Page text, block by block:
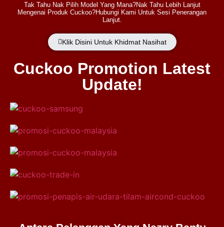
Tak Tahu Nak Pilih Model Yang Mana?Nak Tahu Lebih Lanjut
Mengenai Produk Cuckoo?Hubungi Kami Untuk Sesi Penerangan
Lanjut.
Klik Disini Untuk Khidmat Nasihat
Cuckoo Promotion Latest
Update!